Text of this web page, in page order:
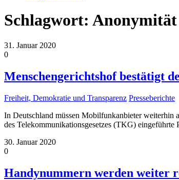
Schlagwort: Anonymität
31. Januar 2020
0
Menschengerichtshof bestätigt
Freiheit, Demokratie und Transparenz Presseberichte
In Deutschland müssen Mobilfunkanbieter weiterhin
des Telekommunikationsgesetzes (TKG) eingeführte
30. Januar 2020
0
Handynummern werden weiter